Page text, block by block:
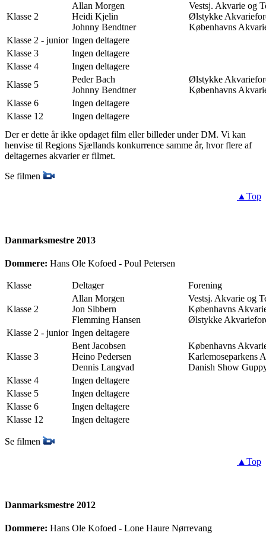
Klasse 2
Allan Morgen
Heidi Kjelin
Johnny Bendtner
Vestsj. Akvarie og
Ølstykke
Københavns
Klasse 2 - junior Ingen deltagere
Klasse 3
Ingen deltagere
Klasse 4
Ingen deltagere
Klasse 5
Peder Bach
Johnny Bendtner
Ølstykke
Københavns
Klasse 6
Ingen deltagere
Klasse 12
Ingen deltagere
Der er dette år ikke opdaget film eller billeder under DM. Vi kan
henvise til Regions Sjællands konkurrence samme år, hvor flere af
deltagernes akvarier er filmet.
Se filmen
▲Top
Danmarksmestre 2013
Dommere: Hans Ole Kofoed - Poul Petersen
Klasse Deltager Forening
Klasse 2
Allan Morgen
Jon Sibbern
Flemming Hansen
Vestsj. Akvarie og
Københavns
Ølstykke
Klasse 2 - junior Ingen deltagere
Klasse 3
Bent Jacobsen
Heino Pedersen
Dennis Langvad
Københavns
Karlemoseparkens
Danish Show
Klasse 4
Ingen deltagere
Klasse 5
Ingen deltagere
Klasse 6
Ingen deltagere
Klasse 12
Ingen deltagere
Se filmen
▲Top
Danmarksmestre 2012
Dommere: Hans Ole Kofoed - Lone Haure Nørrevang